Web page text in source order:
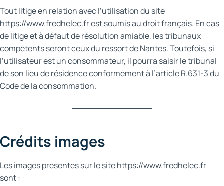
Tout litige en relation avec l’utilisation du site
https://www.fredhelec.fr est soumis au droit français. En cas
de litige et à défaut de résolution amiable, les tribunaux
compétents seront ceux du ressort de Nantes. Toutefois, si
l’utilisateur est un consommateur, il pourra saisir le tribunal
de son lieu de résidence conformément à l’article R.631-3 du
Code de la consommation.
Crédits images
Les images présentes sur le site https://www.fredhelec.fr
sont :